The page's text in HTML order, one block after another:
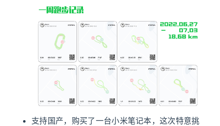
支持国产，购买了一台小米笔记本，这次特意挑